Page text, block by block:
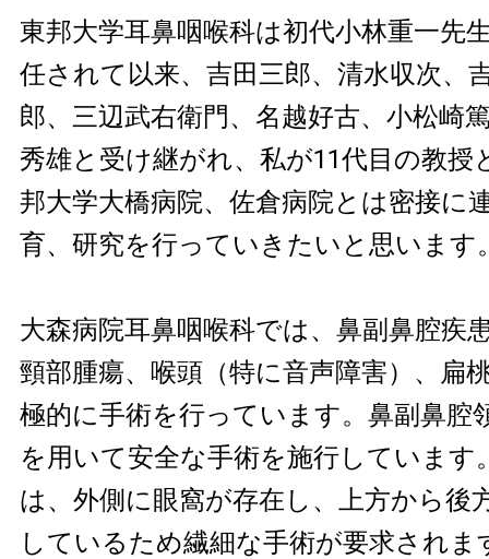
東邦大学耳鼻咽喉科は初代小林重一先
任されて以来、吉田三郎、清水収次、
郎、三辺武右衛門、名越好古、小松崎
秀雄と受け継がれ、私が11代目の教授
邦大学大橋病院、佐倉病院とは密接に
育、研究を行っていきたいと思います
大森病院耳鼻咽喉科では、鼻副鼻腔疾
頸部腫瘍、喉頭（特に音声障害）、扁
極的に手術を行っています。鼻副鼻腔
を用いて安全な手術を施行しています
は、外側に眼窩が存在し、上方から後
しているため繊細な手術が要求されま